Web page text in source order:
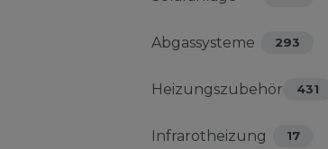
Abgassysteme 293
Heizungszubehör 431
Infrarotheizung 17